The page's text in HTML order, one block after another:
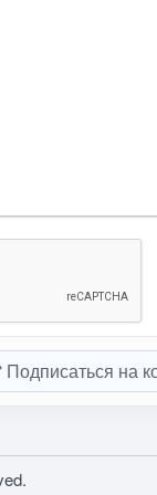
Подписаться на